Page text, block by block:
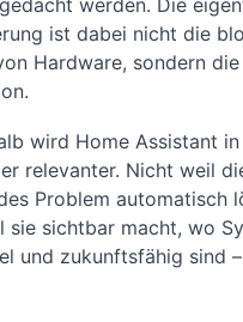
ist dabei nicht die
Hardware, sondern
wird Home Assistant
relevanter. Nicht weil
Problem automatisch
sie sichtbar macht, wo
und zukunftsfähig sind